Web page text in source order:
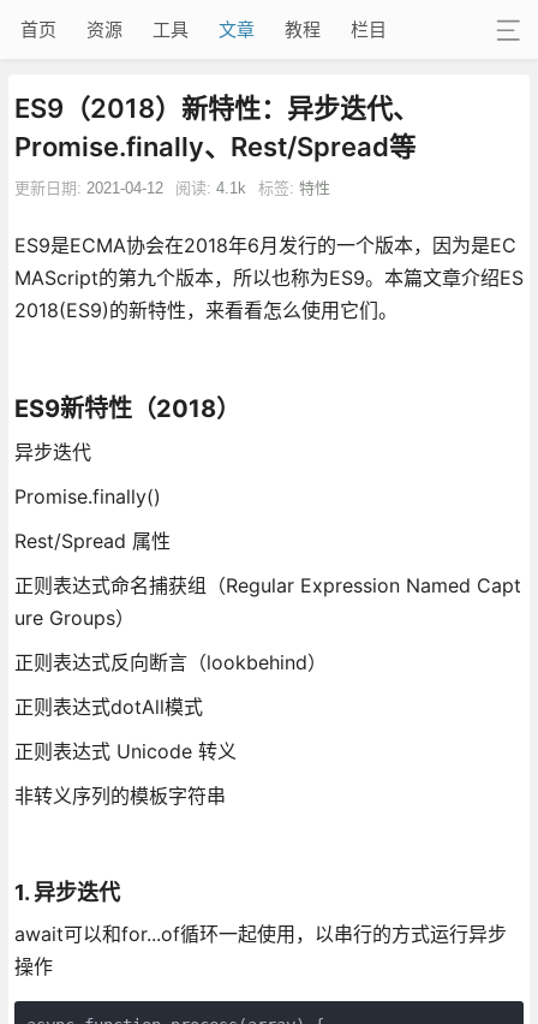
首页 资源 工具 文章 教程 栏目
ES9（2018）新特性：异步迭代、
Promise.finally、Rest/Spread等
更新日期: 2021-04-12 阅读: 4.1k 标签: 特性
ES9是ECMA协会在2018年6月发行的一个版本，因为是EC
MAScript的第九个版本，所以也称为ES9。本篇文章介绍ES
2018(ES9)的新特性，来看看怎么使用它们。
ES9新特性（2018）
异步迭代
Promise.finally()
Rest/Spread 属性
正则表达式命名捕获组（Regular Expression Named Capt
ure Groups）
正则表达式反向断言（lookbehind）
正则表达式dotAll模式
正则表达式 Unicode 转义
非转义序列的模板字符串
1. 异步迭代
await可以和for...of循环一起使用，以串行的方式运行异步
操作